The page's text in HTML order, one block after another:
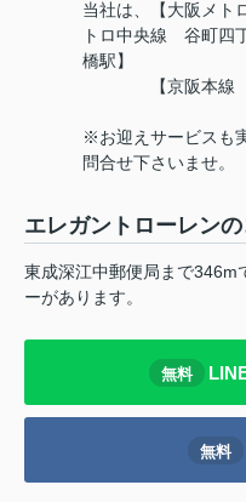
当社は、【大阪メ
トロ中央線 谷町四
橋駅】
【京阪本線 天満
※お迎えサービスも
問合せ下さいませ。
エレガントローレン
東成深江中郵便局まで346m
ーがあります。
無料
無料